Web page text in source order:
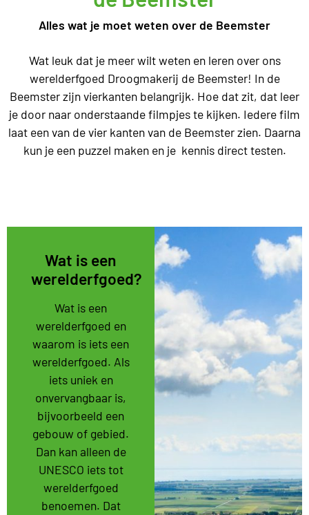
Alles wat je moet weten over de Beemster
Wat leuk dat je meer wilt weten en leren over ons
werelderfgoed Droogmakerij de Beemster! In de
Beemster zijn vierkanten belangrijk. Hoe dat zit, dat leer
je door naar onderstaande filmpjes te kijken. Iedere film
laat een van de vier kanten van de Beemster zien. Daarna
kun je een puzzel maken en je kennis direct testen.
Wat is een
werelderfgoed?
Wat is een
werelderfgoed en
waarom is iets een
werelderfgoed. Als
iets uniek en
onvervangbaar is,
bijvoorbeeld een
gebouw of gebied.
Dan kan alleen de
UNESCO iets tot
werelderfgoed
benoemen. Dat